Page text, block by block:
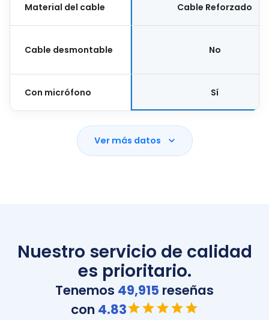
Material del cable Cable Reforzado
Cable desmontable No
Con micrófono Sí
Ver más datos
Nuestro servicio de calidad
es prioritario.
Tenemos 49,915 reseñas
con 4.83